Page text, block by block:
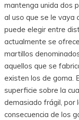
mantenga unida dos
al uso que se le vaya
puede elegir entre
actualmente se
martillos
aquellos que se
existen los de goma.
superficie sobre la
demasiado frágil, por
consecuencia de los